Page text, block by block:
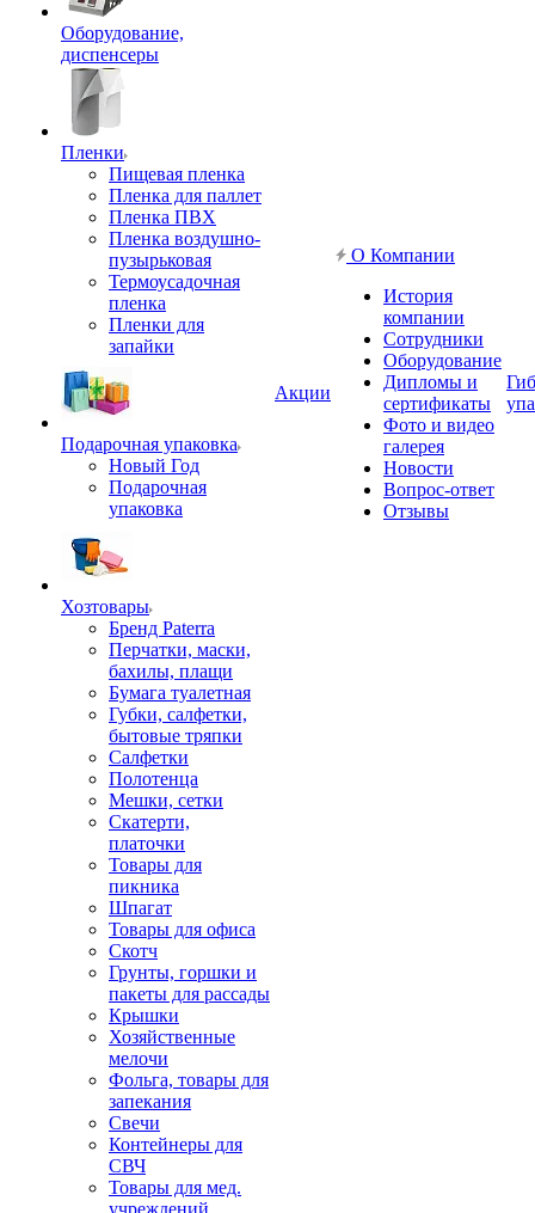
Оборудование,
диспенсеры
Пленки
Пищевая пленка
Пленка для паллет
Пленка ПВХ
Пленка воздушно-
пузырьковая
Термоусадочная
пленка
Пленки для
запайки
Подарочная упаковка
Новый Год
Подарочная
упаковка
Хозтовары
Бренд Paterra
Перчатки, маски,
бахилы, плащи
Бумага туалетная
Губки, салфетки,
бытовые тряпки
Салфетки
Полотенца
Мешки, сетки
Скатерти,
платочки
Товары для
пикника
Шпагат
Товары для офиса
Скотч
Грунты, горшки и
пакеты для рассады
Крышки
Хозяйственные
мелочи
Фольга, товары для
запекания
Свечи
Контейнеры для
СВЧ
Товары для мед.
учреждений
Акции
О Компании
История
компании
Сотрудники
Оборудование
Дипломы и
сертификаты
Фото и видео
галерея
Новости
Вопрос-ответ
Отзывы